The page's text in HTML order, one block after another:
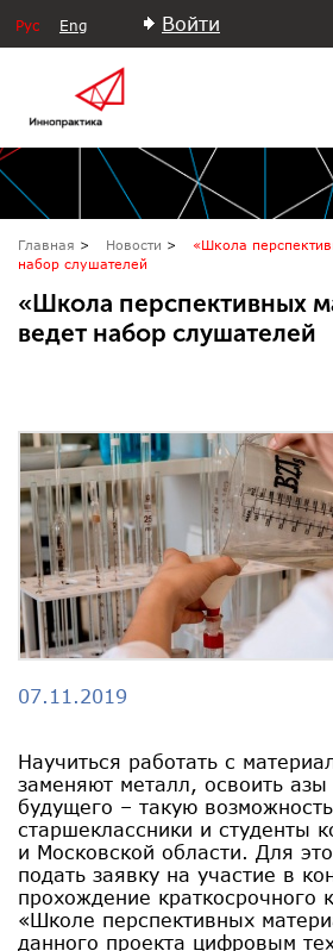
Рус Eng Войти
Главная Новости
«Школа
набор слушателей
«Школа перспективных
ведет набор слушателей
07.11.2019
Научиться работать с
заменяют металл, освоить
будущего – такую
старшеклассники и студенты
и Московской области. Для
подать заявку на участие в
прохождение краткосрочного
«Школе перспективных
данного проекта цифровым